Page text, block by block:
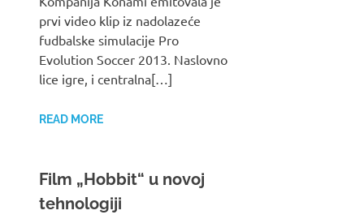
prvi video klip iz nadolazeće
fudbalske simulacije Pro
Evolution Soccer 2013. Naslovno
lice igre, i centralna[…]
READ MORE
Film „Hobbit“ u novoj
tehnologiji